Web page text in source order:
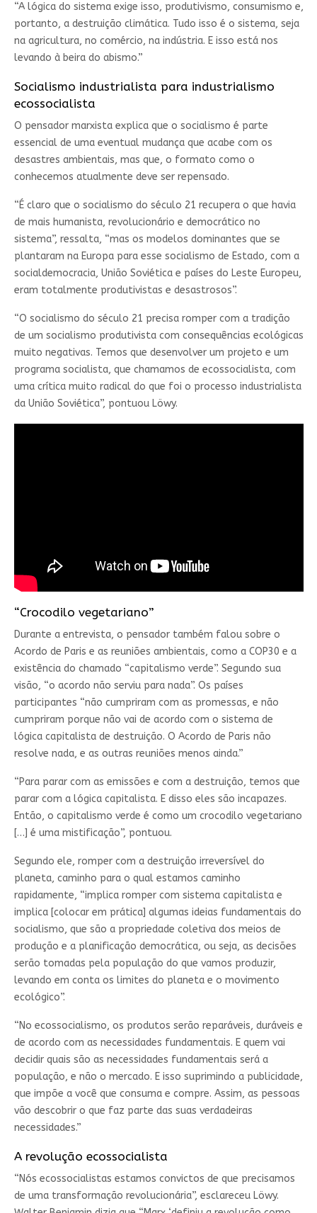
“A lógica do sistema exige isso, produtivismo, consumismo e,
portanto, a destruição climática. Tudo isso é o sistema, seja
na agricultura, no comércio, na indústria. E isso está nos
levando à beira do abismo.”
Socialismo industrialista para industrialismo
ecossocialista
O pensador marxista explica que o socialismo é parte
essencial de uma eventual mudança que acabe com os
desastres ambientais, mas que, o formato como o
conhecemos atualmente deve ser repensado.
“É claro que o socialismo do século 21 recupera o que havia
de mais humanista, revolucionário e democrático no
sistema”, ressalta, “mas os modelos dominantes que se
plantaram na Europa para esse socialismo de Estado, com a
socialdemocracia, União Soviética e países do Leste Europeu,
eram totalmente produtivistas e desastrosos”.
“O socialismo do século 21 precisa romper com a tradição
de um socialismo produtivista com consequências ecológicas
muito negativas. Temos que desenvolver um projeto e um
programa socialista, que chamamos de ecossocialista, com
uma crítica muito radical do que foi o processo industrialista
da União Soviética”, pontuou Löwy.
“Crocodilo vegetariano”
Durante a entrevista, o pensador também falou sobre o
Acordo de Paris e as reuniões ambientais, como a COP30 e a
existência do chamado “capitalismo verde”. Segundo sua
visão, “o acordo não serviu para nada”. Os países
participantes “não cumpriram com as promessas, e não
cumpriram porque não vai de acordo com o sistema de
lógica capitalista de destruição. O Acordo de Paris não
resolve nada, e as outras reuniões menos ainda.”
“Para parar com as emissões e com a destruição, temos que
parar com a lógica capitalista. E disso eles são incapazes.
Então, o capitalismo verde é como um crocodilo vegetariano
[…] é uma mistificação”, pontuou.
Segundo ele, romper com a destruição irreversível do
planeta, caminho para o qual estamos caminho
rapidamente, “implica romper com sistema capitalista e
implica [colocar em prática] algumas ideias fundamentais do
socialismo, que são a propriedade coletiva dos meios de
produção e a planificação democrática, ou seja, as decisões
serão tomadas pela população do que vamos produzir,
levando em conta os limites do planeta e o movimento
ecológico”.
“No ecossocialismo, os produtos serão reparáveis, duráveis e
de acordo com as necessidades fundamentais. E quem vai
decidir quais são as necessidades fundamentais será a
população, e não o mercado. E isso suprimindo a publicidade,
que impõe a você que consuma e compre. Assim, as pessoas
vão descobrir o que faz parte das suas verdadeiras
necessidades.”
A revolução ecossocialista
“Nós ecossocialistas estamos convictos de que precisamos
de uma transformação revolucionária”, esclareceu Löwy.